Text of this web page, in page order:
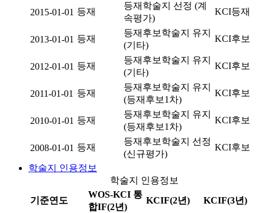
2015-01-01 등재
등재학술지 선정 (계
속평가)
KCI등재
2013-01-01 등재
등재후보학술지 유지
(기타)
KCI후보
2012-01-01 등재
등재후보학술지 유지
(기타)
KCI후보
2011-01-01 등재
등재후보학술지 유지
(등재후보1차)
KCI후보
2010-01-01 등재
등재후보학술지 유지
(등재후보1차)
KCI후보
2008-01-01 등재
등재후보학술지 선정
(신규평가)
KCI후보
학술지 인용정보
학술지 인용정보
기준연도
WOS-KCI 통
합IF(2년)
KCIF(2년) KCIF(3년)